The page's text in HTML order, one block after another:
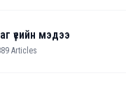
үеийн мэдээ
Articles